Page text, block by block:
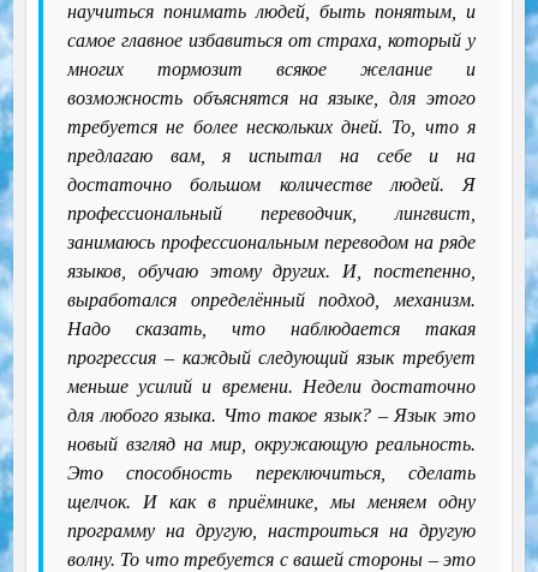
научиться понимать людей, быть понятым, и
самое главное избавиться от страха, который у
многих тормозит всякое желание и
возможность объяснятся на языке, для этого
требуется не более нескольких дней. То, что я
предлагаю вам, я испытал на себе и на
достаточно большом количестве людей. Я
профессиональный переводчик, лингвист,
занимаюсь профессиональным переводом на ряде
языков, обучаю этому других. И, постепенно,
выработался определённый подход, механизм.
Надо сказать, что наблюдается такая
прогрессия – каждый следующий язык требует
меньше усилий и времени. Недели достаточно
для любого языка. Что такое язык? – Язык это
новый взгляд на мир, окружающую реальность.
Это способность переключиться, сделать
щелчок. И как в приёмнике, мы меняем одну
программу на другую, настроиться на другую
волну. То что требуется с вашей стороны – это